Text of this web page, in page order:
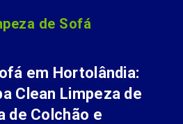
de Sofá
em Hortolândia:
Clean Limpeza de
de Colchão e